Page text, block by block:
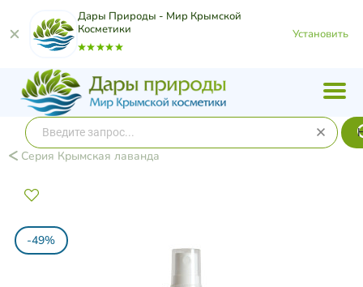
Дары Природы - Мир Крымской
Косметики
Установить
Серия Крымская лаванда
-49%